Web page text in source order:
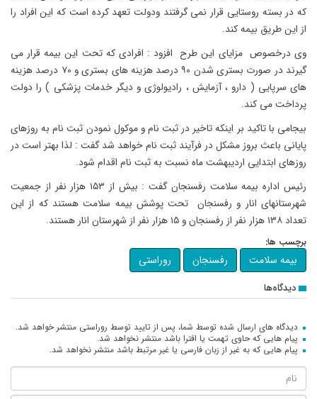
که در بسته روستایی قرار نمی گرفتند ودولت تعهد کرده است که این افراد را
از این طریق بیمه کند.
وی درخصوص مزایای این طرح افزود : افرادی که تحت این بیمه قرار می
گیرند در صورت بستری شدن ۹۰ درصد هزینه های بستری و ۷۰ درصد هزینه
های سرپایی ( دارو ، آزمایش ، رادیولوژی و دیگر خدمات پزشکی ) را دولت
پرداخت می کند.
بیجامی با تاکید بر اینکه تاخیر در ثبت نام و موکول نمودن ثبت نام به روزهای
پایانی باعث بروز مشکل در فرآیند ثبت نام خواهد شد گفت : لذا بهتر است در
روزهای ابتدایی اردیبهشت ماه نسبت به ثبت نام اقدام شود.
رئیس اداره بیمه سلامت رفسنجان گفت : بیش از ۱۵۳ هزار نفر از جمعیت
شهرستانهای انار و رفسنجان تحت پوشش بیمه سلامت هستند که از این
تعداد ۱۳۸ هزار نفر از رفسنجان و ۱۵ هزار نفر از شهرستان انار هستند.
برچسب ها:
بیمه سلامت رفسنجان روراستی
دیدگاه‌ها
دیدگاه های ارسال شده توسط شما، پس از تایید توسط روراستی منتشر خواهد شد.
پیام هایی که حاوی تهمت یا افترا باشد منتشر نخواهد شد.
پیام هایی که به غیر از زبان فارسی یا غیر مرتبط باشد منتشر نخواهد شد.